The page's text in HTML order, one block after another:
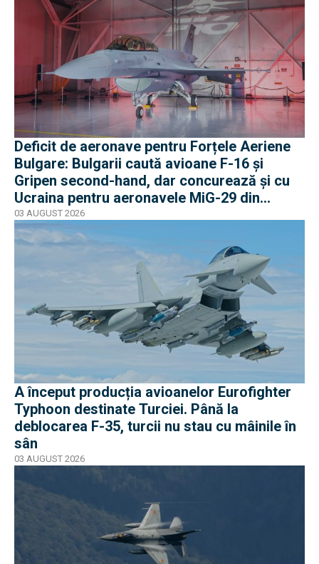
Deficit de aeronave pentru Forțele Aeriene
Bulgare: Bulgarii caută avioane F-16 și
Gripen second-hand, dar concurează și cu
Ucraina pentru aeronavele MiG-29 din
Polonia
03 AUGUST 2026
A început producția avioanelor Eurofighter
Typhoon destinate Turciei. Până la
deblocarea F-35, turcii nu stau cu mâinile în
sân
03 AUGUST 2026